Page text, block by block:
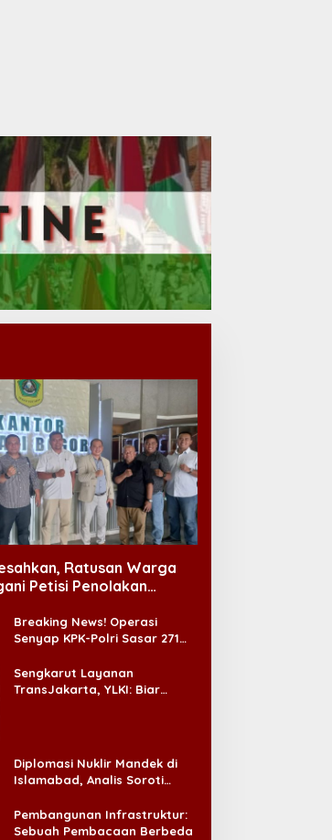
Ratusan Warga
Petisi Penolakan
Breaking News! Operasi
Senyap KPK-Polri Sasar 271
Ada ‘Badai Pemeriksaan’
Sengkarut Layanan
TransJakarta, YLKI: Biar
Diplomasi Nuklir Mandek di
Islamabad, Analis Soroti
Pembangunan Infrastruktur:
Sebuah Pembacaan Berbeda